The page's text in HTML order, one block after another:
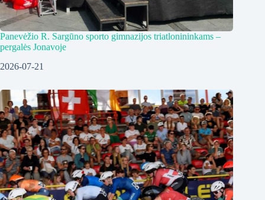
Panevėžio R. Sargūno sporto gimnazijos triatlonininkams –
pergalės Jonavoje
2026-07-21